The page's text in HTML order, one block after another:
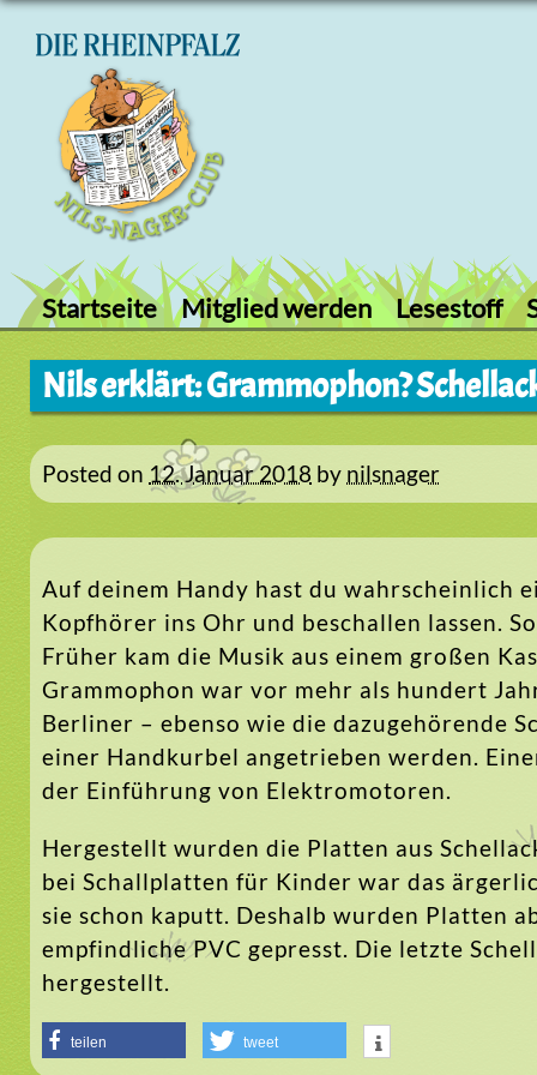
Skip
Startseite Mitglied werden Lesestoff
Nils erklärt: Grammophon?
Posted on 12. Januar 2018 by nilsnager
Auf deinem Handy hast du wahrscheinlich
Kopfhörer ins Ohr und beschallen lassen.
Früher kam die Musik aus einem großen
Grammophon war vor mehr als hundert
Berliner – ebenso wie die dazugehörende
einer Handkurbel angetrieben werden.
der Einführung von Elektromotoren.
Hergestellt wurden die Platten aus
bei Schallplatten für Kinder war das
sie schon kaputt. Deshalb wurden Platten
empfindliche PVC gepresst. Die letzte
hergestellt.
teilen tweet